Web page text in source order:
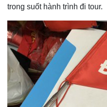
trong suốt hành trình đi tour.